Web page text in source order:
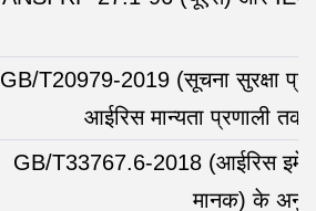
GB/T20979-2019 (सूचना सुरक्षा
आईरिस मान्यता प्रणाली
GB/T33767.6-2018 (आईरिस इमेज
मानक) के